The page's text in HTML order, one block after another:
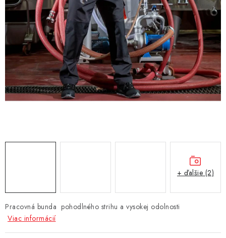
Katalógy
Doprava, platba a zľavy
Potlač lôg
Formulár na výmenu tovaru
Kto sme
Reklamačný poriadok
Akcie v predajniach
Formulár na vrátenie tovaru /odstúpenie od zmluvy
Obchodné podmienky
Zásady ochrany osobných údajov
Pravidlá a nastavenia cookies
Moja objednávka
Pracovná bunda pohodlného strihu a vysokej odolnosti
Viac informácií
+ ďalšie (2)